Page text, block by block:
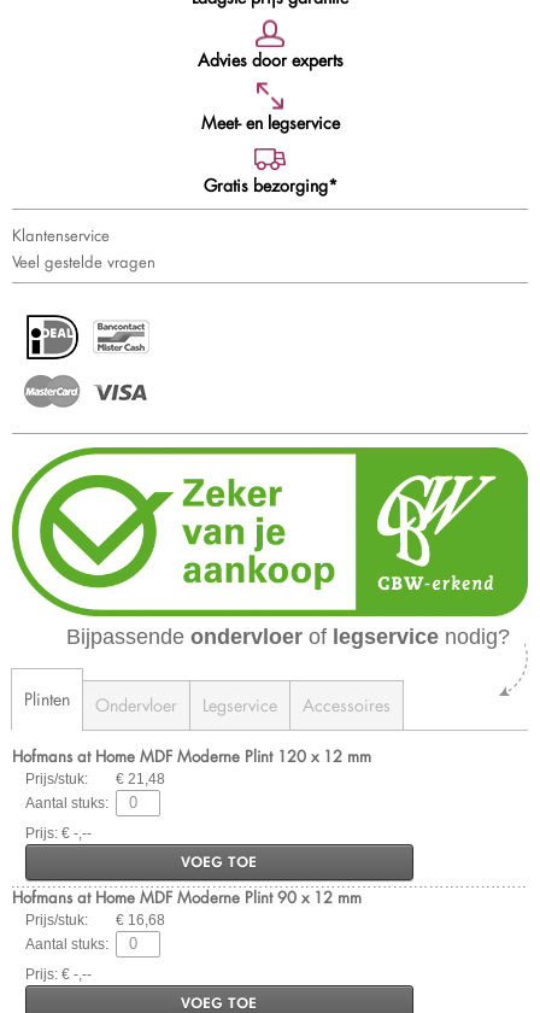
Advies door experts
Meet- en legservice
Gratis bezorging*
Klantenservice
Veel gestelde vragen
Bijpassende ondervloer of legservice nodig?
Plinten Ondervloer Legservice Accessoires
Hofmans at Home MDF Moderne Plint 120 x 12 mm
Prijs/stuk:
€ 21,48
Aantal stuks:
Prijs: € -,--
VOEG TOE
Hofmans at Home MDF Moderne Plint 90 x 12 mm
Prijs/stuk:
€ 16,68
Aantal stuks:
Prijs: € -,--
VOEG TOE